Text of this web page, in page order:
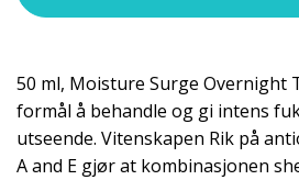
50 ml, Moisture Surge Overnight
formål å behandle og gi intens
utseende. Vitenskapen Rik på
A and E gjør at kombinasjonen